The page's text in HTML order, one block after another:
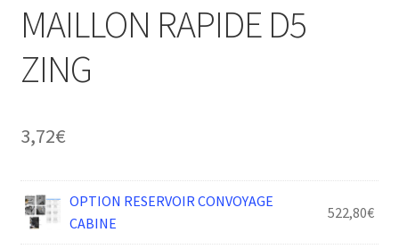
MAILLON RAPIDE D5
ZING
3,72€
OPTION RESERVOIR CONVOYAGE
CABINE
522,80€